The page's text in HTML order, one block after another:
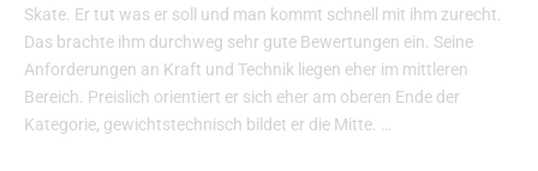
Skate. Er tut was er soll und man kommt schnell mit ihm zurecht.
Das brachte ihm durchweg sehr gute Bewertungen ein. Seine
Anforderungen an Kraft und Technik liegen eher im mittleren
Bereich. Preislich orientiert er sich eher am oberen Ende der
Kategorie, gewichtstechnisch bildet er die Mitte. …